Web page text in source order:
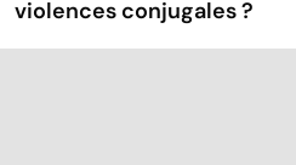
violences conjugales ?